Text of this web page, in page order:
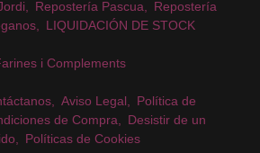
Repostería Pascua
Repostería
LIQUIDACIÓN DE STOCK
i Complements
Aviso Legal
Política de
de Compra
Desistir de un
Políticas de Cookies